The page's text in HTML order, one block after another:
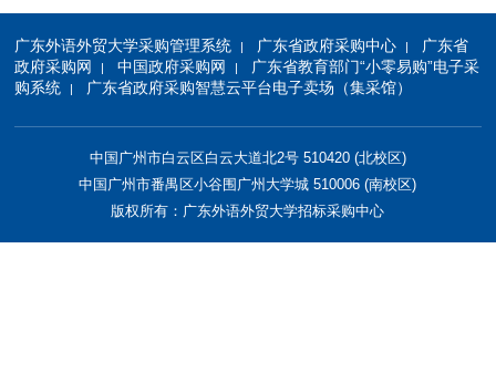
广东外语外贸大学采购管理系统 广东省政府采购中心
广东省
政府采购网
中国政府采购网
广东省教育部门“小零易购”电子采
购系统
广东省政府采购智慧云平台电子卖场（集采馆）
中国广州市白云区白云大道北2号 510420 (北校区)
中国广州市番禺区小谷围广州大学城 510006 (南校区)
版权所有：广东外语外贸大学招标采购中心